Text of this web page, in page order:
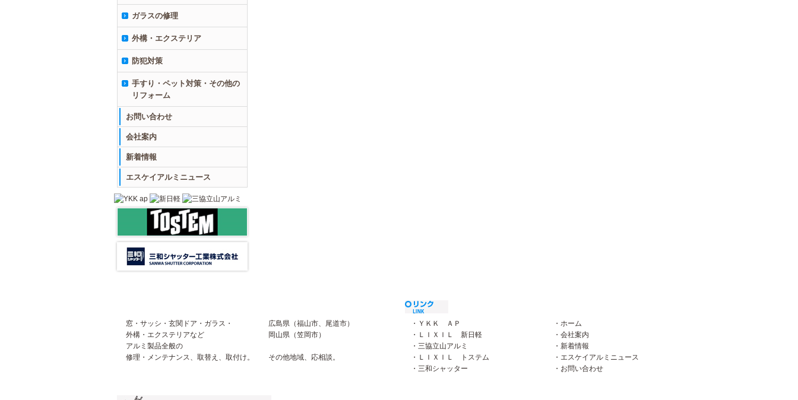
ガラスの修理
外構・エクステリア
防犯対策
手すり・ペット対策・その他の
リフォーム
お問い合わせ
会社案内
新着情報
エスケイアルミニュース
窓・サッシ・玄関ドア・ガラス・
外構・エクステリアなど
アルミ製品全般の
修理・メンテナンス、取替え、取付け。
広島県（福山市、尾道市）
岡山県（笠岡市）
その他地域、応相談。
・ＹＫＫ ＡＰ
・ＬＩＸＩＬ 新日軽
・三協立山アルミ
・ＬＩＸＩＬ トステム
・三和シャッター
・ホーム
・会社案内
・新着情報
・エスケイアルミニュース
・お問い合わせ